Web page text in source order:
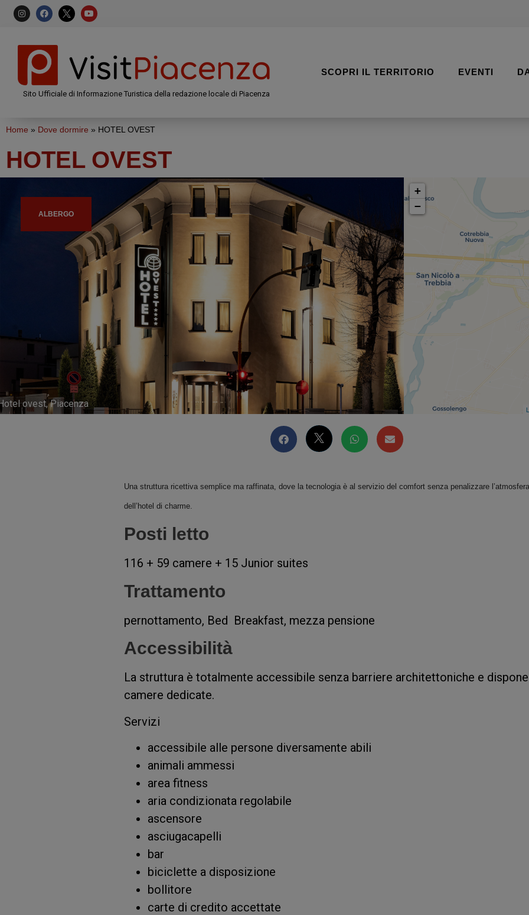
Sito Ufficiale di Informazione Turistica della redazione locale di Piacenza
SCOPRI IL TERRITORIO EVENTI
Home » Dove dormire » HOTEL OVEST
HOTEL OVEST
ALBERGO
ovest, Piacenza
+
−
Una struttura ricettiva semplice ma raffinata, dove la tecnologia è al servizio del comfort senza penalizzare l’atmosfera
dell’hotel di charme.
Posti letto
116 + 59 camere + 15 Junior suites
Trattamento
pernottamento, Bed Breakfast, mezza pensione
Accessibilità
La struttura è totalmente accessibile senza barriere architettoniche e
camere dedicate.
Servizi
accessibile alle persone diversamente abili
animali ammessi
area fitness
aria condizionata regolabile
ascensore
asciugacapelli
bar
biciclette a disposizione
bollitore
carte di credito accettate